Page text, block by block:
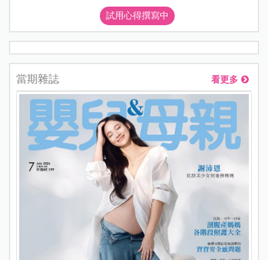
試用心得撰寫中
當期雜誌 看更多